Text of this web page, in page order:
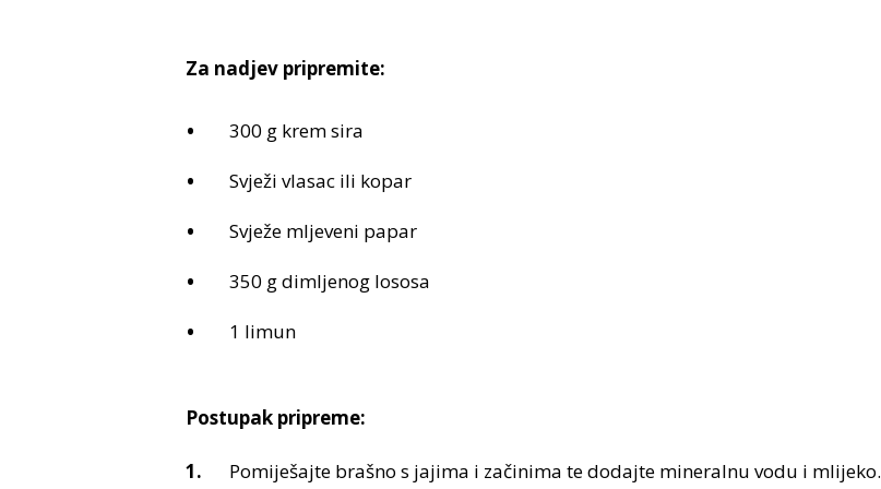
Za nadjev pripremite:
300 g krem sira
Svježi vlasac ili kopar
Svježe mljeveni papar
350 g dimljenog lososa
1 limun
Postupak pripreme:
Pomiješajte brašno s jajima i začinima te dodajte mineralnu vodu i mlijeko.